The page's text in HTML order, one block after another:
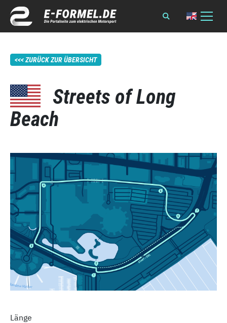
ZURÜCK ZUR ÜBERSICHT
Streets of Long
Beach
Länge